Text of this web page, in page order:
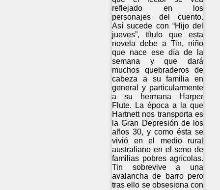
reflejado en los
personajes del cuento.
Así sucede con “Hijo del
jueves”, título que esta
novela debe a Tin, niño
que nace ese día de la
semana y que dará
muchos quebraderos de
cabeza a su familia en
general y particularmente
a su hermana Harper
Flute. La época a la que
Hartnett nos transporta es
la Gran Depresión de los
años 30, y como ésta se
vivió en el medio rural
australiano en el seno de
familias pobres agrícolas.
Tin sobrevive a una
avalancha de barro pero
tras ello se obsesiona con